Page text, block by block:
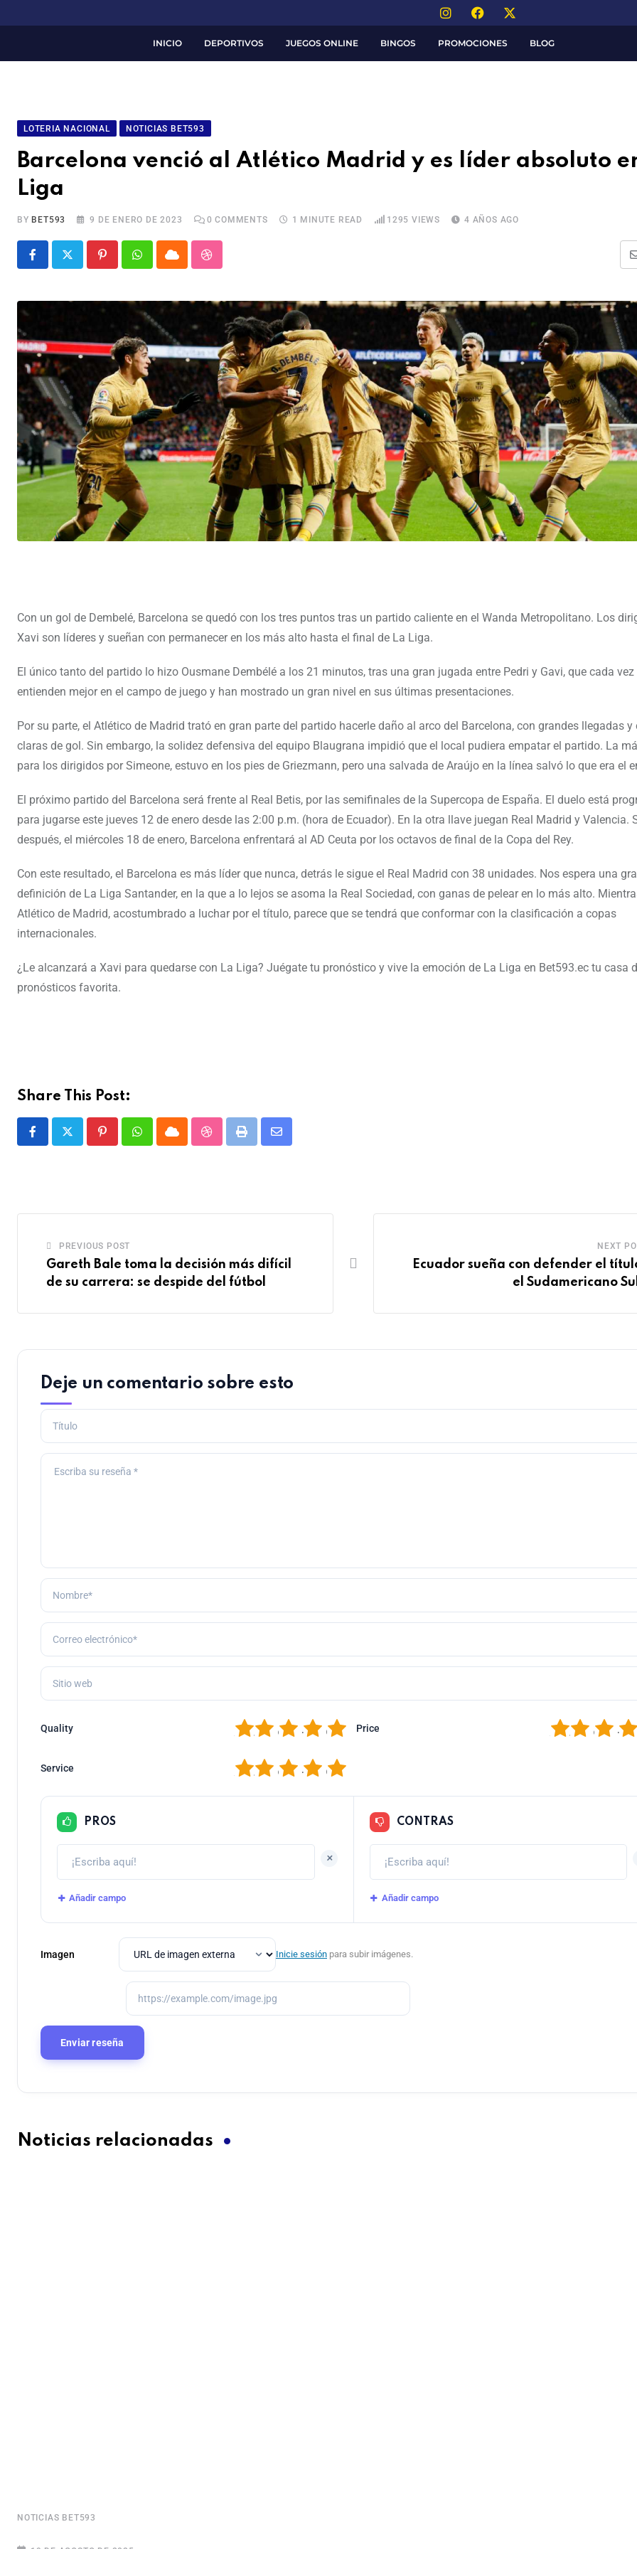
INICIO DEPORTIVOS JUEGOS ONLINE BINGOS PROMOCIONES BLOG
LOTERIA NACIONAL NOTICIAS BET593
Barcelona venció al Atlético Madrid y es líder absoluto
Liga
BY BET593 9 DE ENERO DE 2023 0 COMMENTS 1 MINUTE READ 1295 VIEWS 4 AÑOS AGO
Con un gol de Dembelé, Barcelona se quedó con los tres puntos tras un partido caliente en el Wanda Metropolitano. Los
Xavi son líderes y sueñan con permanecer en los más alto hasta el final de La Liga.
El único tanto del partido lo hizo Ousmane Dembélé a los 21 minutos, tras una gran jugada entre Pedri y Gavi, que cada vez
entienden mejor en el campo de juego y han mostrado un gran nivel en sus últimas presentaciones.
Por su parte, el Atlético de Madrid trató en gran parte del partido hacerle daño al arco del Barcelona, con grandes llegadas y
claras de gol. Sin embargo, la solidez defensiva del equipo Blaugrana impidió que el local pudiera empatar el partido. La
para los dirigidos por Simeone, estuvo en los pies de Griezmann, pero una salvada de Araújo en la línea salvó lo que era el
El próximo partido del Barcelona será frente al Real Betis, por las semifinales de la Supercopa de España. El duelo está
para jugarse este jueves 12 de enero desde las 2:00 p.m. (hora de Ecuador). En la otra llave juegan Real Madrid y Valencia.
después, el miércoles 18 de enero, Barcelona enfrentará al AD Ceuta por los octavos de final de la Copa del Rey.
Con este resultado, el Barcelona es más líder que nunca, detrás le sigue el Real Madrid con 38 unidades. Nos espera una
definición de La Liga Santander, en la que a lo lejos se asoma la Real Sociedad, con ganas de pelear en lo más alto.
Atlético de Madrid, acostumbrado a luchar por el título, parece que se tendrá que conformar con la clasificación a copas
internacionales.
¿Le alcanzará a Xavi para quedarse con La Liga? Juégate tu pronóstico y vive la emoción de La Liga en Bet593.ec tu casa
pronósticos favorita.
Share This Post:
PREVIOUS POST
Gareth Bale toma la decisión más difícil
de su carrera: se despide del fútbol
NEXT
Ecuador sueña con defender el
el Sudamericano
Deje un comentario sobre esto
Quality 5
4
3
2 Price 4
3
2
Service 5
4
3
2
PROS
+
Añadir campo
CONTRAS
Añadir campo
Imagen Inicie sesión para subir imágenes.
Noticias relacionadas
NOTICIAS BET593